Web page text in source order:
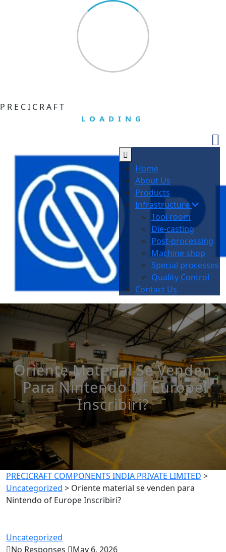
P R E CI C RA FT
LOADING
Home
About Us
Products
Infrastructure
Tool room
Die-casting
Post-processing
Machine shop
Special processes
Quality Control
Contact Us
Oriente Material Se Venden
Para Nintendo Of Europe
Inscribiri?
PRECICRAFT COMPONENTS INDIA PRIVATE LIMITED >
Uncategorized > Oriente material se venden para
Nintendo of Europe Inscribiri?
Uncategorized
No Responses
May 6, 2026